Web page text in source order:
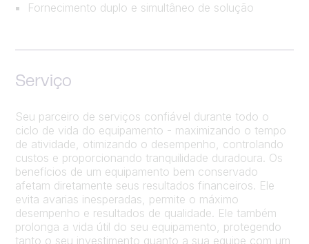
Fornecimento duplo e simultâneo de solução
Serviço
Seu parceiro de serviços confiável durante todo o
ciclo de vida do equipamento - maximizando o tempo
de atividade, otimizando o desempenho, controlando
custos e proporcionando tranquilidade duradoura. Os
benefícios de um equipamento bem conservado
afetam diretamente seus resultados financeiros. Ele
evita avarias inesperadas, permite o máximo
desempenho e resultados de qualidade. Ele também
prolonga a vida útil do seu equipamento, protegendo
tanto o seu investimento quanto a sua equipe com um